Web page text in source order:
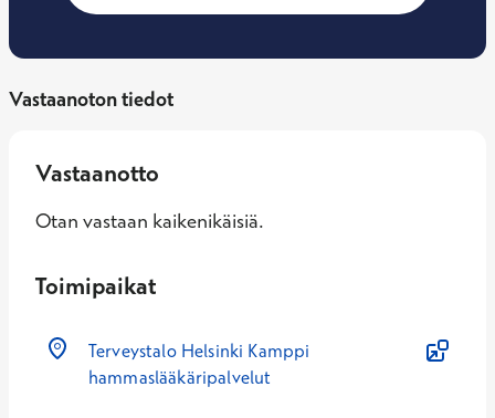
Vastaanoton tiedot
Vastaanotto
Otan vastaan kaikenikäisiä.
Toimipaikat
Terveystalo Helsinki Kamppi
hammaslääkäripalvelut